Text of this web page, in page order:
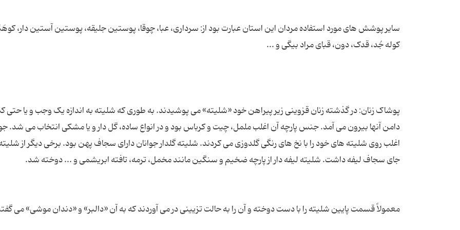
سایر پوشش های مورد استفاده مردان این استان عبارت بود از: سرداری، عبا، چوقا، پوستین جلیقه، پوستین آستین دار،
پوشاک زنان: در گذشته زنان قزوینی زیر پیراهن خود «شلیته» می پوشیدند. به طوری که شلیته به اندازه یک وجب و یا حتی
دامن آنها بیرون می آمد. جنس پارچه آن اغلب ململ، چیت و کرباس بود و در انواع ساده، گل دار و یا مشکی انتخاب می شد.
اغلب روی شلیته های خود را با نخ های رنگی گلدوزی می کردند. شلیته گلدار جوانان دارای سجاف پهن بود. برخی دیگر از